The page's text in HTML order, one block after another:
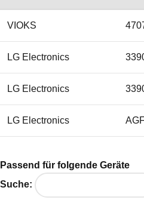
VIOKS
LG Electronics
LG Electronics
LG Electronics
Passend für folgende Geräte
Suche: